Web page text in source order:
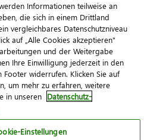
DATEV eG
DatenschutzAGB Kontakt
Einstellungen
Informationen teilweise an
die sich in einem Drittland
vergleichbares Datenschutzniveau
auf „Alle Cookies akzeptieren"
und der Weitergabe
Ihre Einwilligung jederzeit in den
Footer widerrufen. Klicken Sie auf
um mehr zu erfahren, weitere
in unseren Datenschutz-
Einstellungen